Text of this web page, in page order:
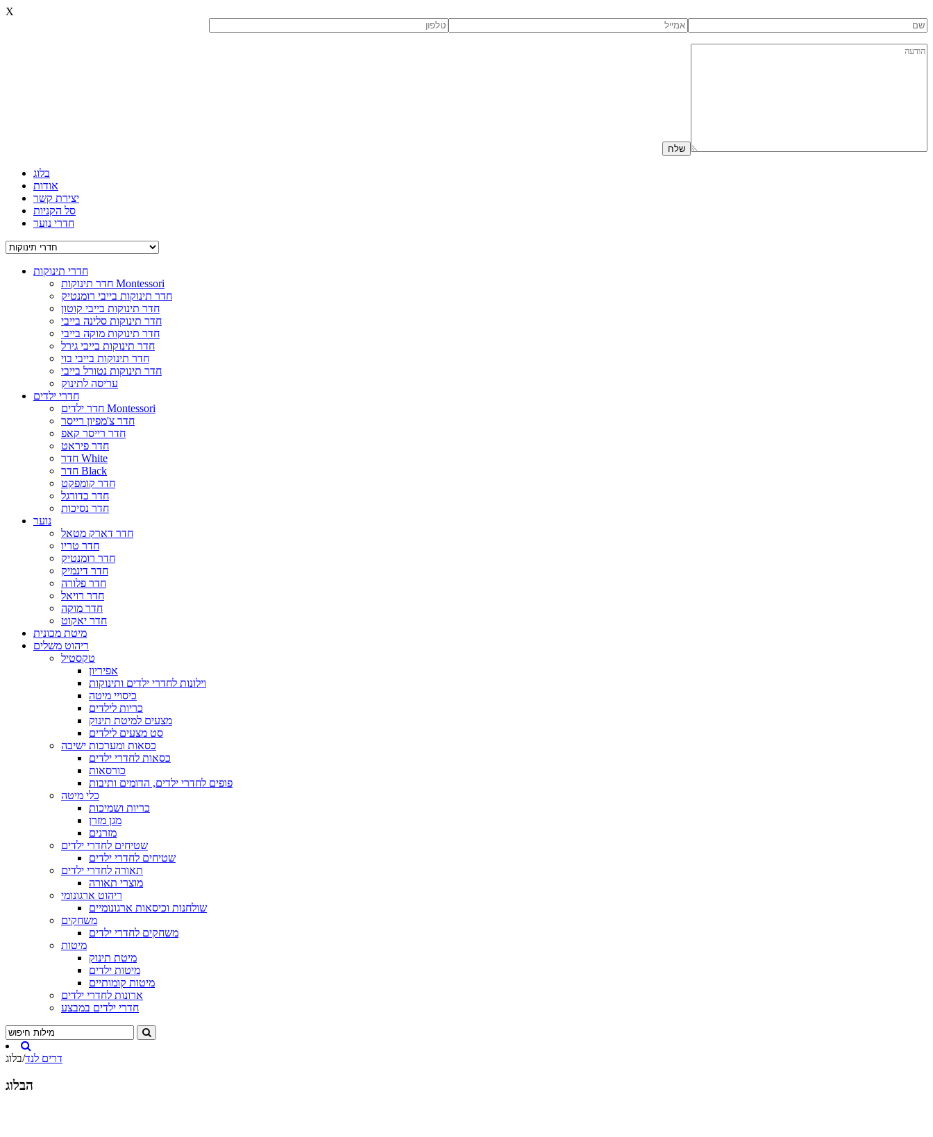
X
בלוג
אודות
יצירת קשר
סל הקניות
חדרי נוער
חדרי תינוקות
חדר תינוקות Montessori
חדר תינוקות בייבי רומנטיק
חדר תינוקות בייבי קוטון
חדר תינוקות סלינה בייבי
חדר תינוקות מוקה בייבי
חדר תינוקות בייבי גירל
חדר תינוקות בייבי בוי
חדר תינוקות נטורל בייבי
עריסה לתינוק
חדרי ילדים
חדר ילדים Montessori
חדר צ'מפיון רייסר
חדר רייסר קאפ
חדר פיראט
חדר White
חדר Black
חדר קומפקט
חדר כדורגל
חדר נסיכות
נוער
חדר דארק מטאל
חדר טריו
חדר רומנטיק
חדר דינמיק
חדר פלורה
חדר רויאל
חדר מוקה
חדר יאקוט
מיטת מכונית
ריהוט משלים
טקסטיל
אפיריון
וילונות לחדרי ילדים ותינוקות
כיסויי מיטה
כריות לילדים
מצעים למיטת תינוק
סט מצעים לילדים
כסאות ומערכות ישיבה
כסאות לחדרי ילדים
כורסאות
פופים לחדרי ילדים, הדומים ותיבות
כלי מיטה
כריות ושמיכות
מגן מזרן
מזרנים
שטיחים לחדרי ילדים
שטיחים לחדרי ילדים
תאורה לחדרי ילדים
מוצרי תאורה
ריהוט ארגונומי
שולחנות וכיסאות ארגונומיים
משחקים
משחקים לחדרי ילדים
מיטות
מיטת תינוק
מיטות ילדים
מיטות קומותיים
ארונות לחדרי ילדים
חדרי ילדים במבצע
דרים לנד/בלוג
הבלוג